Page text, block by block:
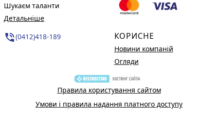
Шукаєм таланти
Детальніше
phone_in_talk(0412)418-189 КОРИСНЕ
Новини компаній
Огляди
Правила користування сайтом
Умови і правила надання платного доступу